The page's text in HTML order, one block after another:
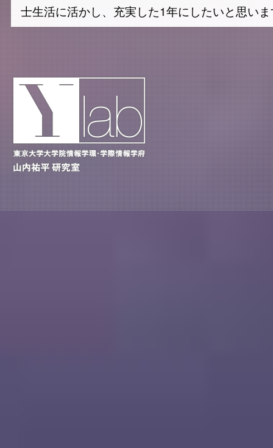
士生活に活かし、充実した1年にしたいと思い